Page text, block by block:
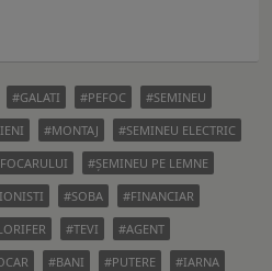
GALATI PEFOC
SEMINEU
MONTAJ
SEMINEU ELECTRIC
ȘEMINEU PE LEMNE
SOBA
FINANCIAR
TEVI
AGENT
BANI PUTERE
IARNA